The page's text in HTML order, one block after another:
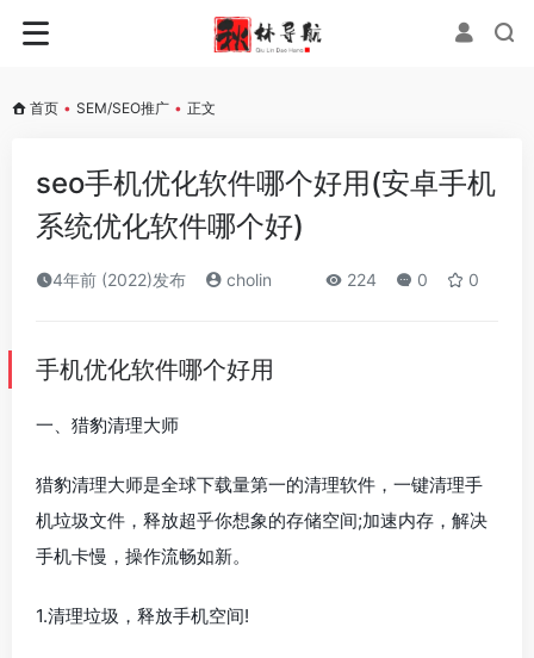
首页 • SEM/SEO推广 • 正文
seo手机优化软件哪个好用(安卓手机
系统优化软件哪个好)
4年前 (2022)发布 cholin 224 0 0
手机优化软件哪个好用
一、猎豹清理大师
猎豹清理大师是全球下载量第一的清理软件，一键清理手
机垃圾文件，释放超乎你想象的存储空间;加速内存，解决
手机卡慢，操作流畅如新。
1.清理垃圾，释放手机空间!